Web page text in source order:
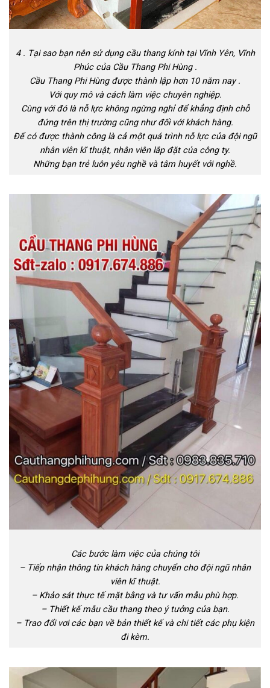
4 . Tại sao bạn nên sử dụng cầu thang kính tại Vĩnh Yên, Vĩnh
Phúc của Cầu Thang Phi Hùng .
Cầu Thang Phi Hùng được thành lập hơn 10 năm nay .
Với quy mô và cách làm việc chuyên nghiệp.
Cùng với đó là nỗ lực không ngừng nghỉ để khẳng định chỗ
đứng trên thị trường cũng như đối với khách hàng.
Để có được thành công là cả một quá trình nỗ lực của đội ngũ
nhân viên kĩ thuật, nhân viên lắp đặt của công ty.
Những bạn trẻ luôn yêu nghề và tâm huyết với nghề.
Các bước làm việc của chúng tôi
– Tiếp nhận thông tin khách hàng chuyển cho đội ngũ nhân
viên kĩ thuật.
– Khảo sát thực tế mặt bằng và tư vấn mẫu phù hợp.
– Thiết kế mẫu cầu thang theo ý tưởng của bạn.
– Trao đổi vơi các bạn về bản thiết kế và chi tiết các phụ kiện
đi kèm.